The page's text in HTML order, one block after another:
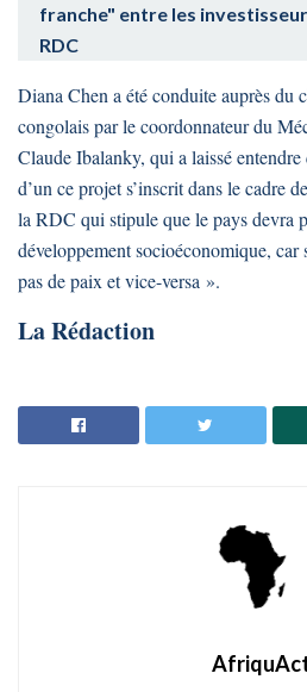
franche" entre les
RDC
Diana Chen a été conduite auprès du
congolais par le coordonnateur du
Claude Ibalanky, qui a laissé
d’un ce projet s’inscrit dans le cadre
la RDC qui stipule que le pays devra
développement socioéconomique, car
pas de paix et vice-versa ».
La Rédaction